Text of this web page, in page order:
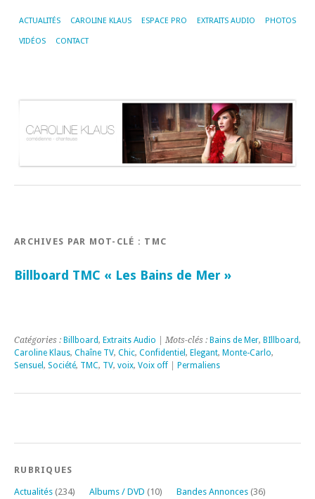
ACTUALITÉS CAROLINE KLAUS ESPACE PRO EXTRAITS AUDIO PHOTOS
VIDÉOS CONTACT
ARCHIVES PAR MOT-CLÉ : TMC
Billboard TMC « Les Bains de Mer »
Catégories : Billboard, Extraits Audio | Mots-clés : Bains de Mer, BIllboard,
Caroline Klaus, Chaîne TV, Chic, Confidentiel , Elegant, Monte-Carlo,
Sensuel , Société, TMC, TV, voix, Voix off Permaliens
RUBRIQUES
Actualités (234) Albums / DVD (10) Bandes Annonces (36)